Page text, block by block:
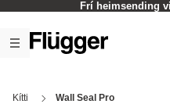
Frí heimsending
Kítti Wall Seal Pro